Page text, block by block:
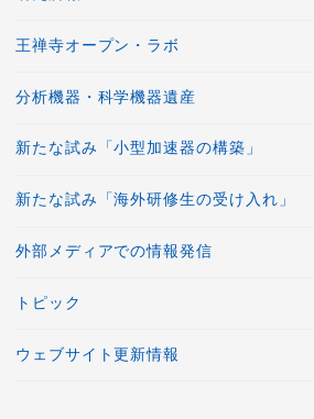
王禅寺オープン・ラボ
分析機器・科学機器遺産
新たな試み「小型加速器の構築」
新たな試み「海外研修生の受け入れ」
外部メディアでの情報発信
トピック
ウェブサイト更新情報